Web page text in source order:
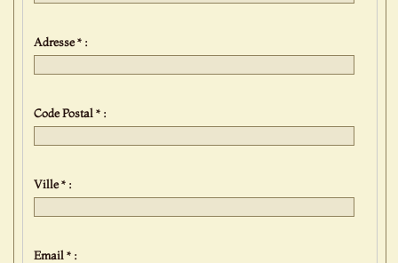
Adresse * :
Code Postal * :
Ville * :
Email * :